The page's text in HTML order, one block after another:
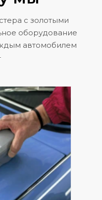
с золотыми
оборудование
автомобилем